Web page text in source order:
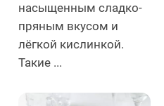
насыщенным сладко-
пряным вкусом и
лёгкой кислинкой.
Такие ...